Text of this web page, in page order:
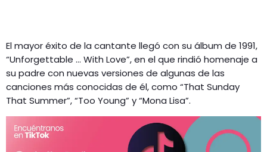
El mayor éxito de la cantante llegó con su álbum de 1991,
“Unforgettable … With Love”, en el que rindió homenaje a
su padre con nuevas versiones de algunas de las
canciones más conocidas de él, como “That Sunday
That Summer”, “Too Young” y “Mona Lisa”.